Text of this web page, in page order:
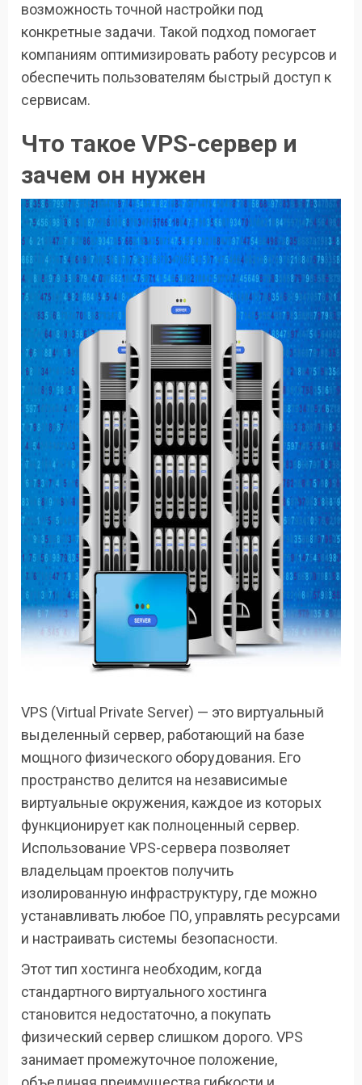
возможность точной настройки под
конкретные задачи. Такой подход помогает
компаниям оптимизировать работу ресурсов и
обеспечить пользователям быстрый доступ к
сервисам.
Что такое VPS-сервер и
зачем он нужен
VPS (Virtual Private Server) — это виртуальный
выделенный сервер, работающий на базе
мощного физического оборудования. Его
пространство делится на независимые
виртуальные окружения, каждое из которых
функционирует как полноценный сервер.
Использование VPS-сервера позволяет
владельцам проектов получить
изолированную инфраструктуру, где можно
устанавливать любое ПО, управлять ресурсами
и настраивать системы безопасности.
Этот тип хостинга необходим, когда
стандартного виртуального хостинга
становится недостаточно, а покупать
физический сервер слишком дорого. VPS
занимает промежуточное положение,